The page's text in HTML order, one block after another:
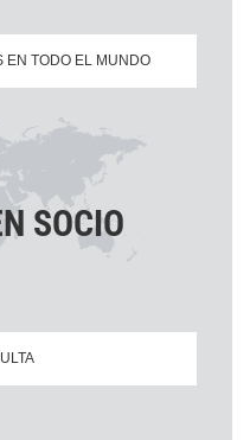
EN TODO EL MUNDO
SOCIO